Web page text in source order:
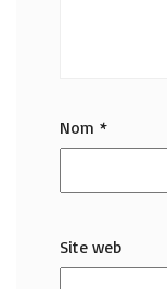
Nom *
Site web